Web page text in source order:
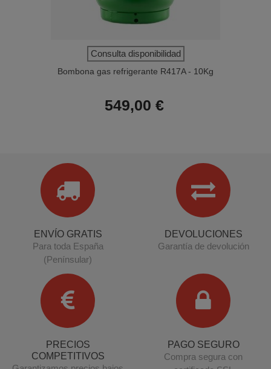
Consulta disponibilidad
Bombona gas refrigerante R417A - 10Kg
549,00 €
ENVÍO GRATIS
Para toda España
(Penínsular)
DEVOLUCIONES
Garantía de devolución
PRECIOS
COMPETITIVOS
PAGO SEGURO
Compra segura con